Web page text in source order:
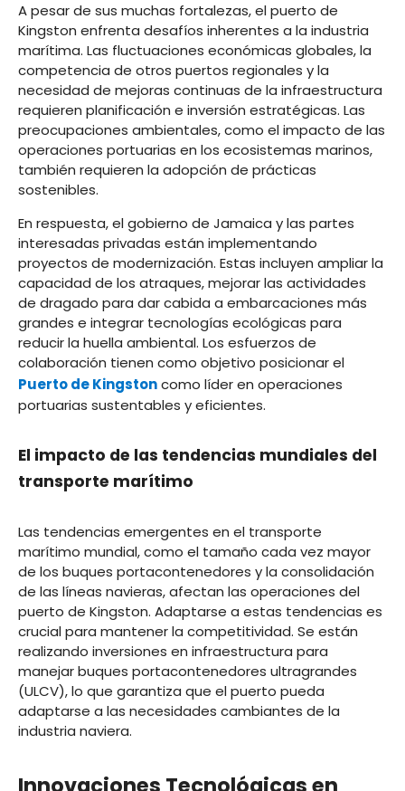
A pesar de sus muchas fortalezas, el puerto de
Kingston enfrenta desafíos inherentes a la industria
marítima. Las fluctuaciones económicas globales, la
competencia de otros puertos regionales y la
necesidad de mejoras continuas de la infraestructura
requieren planificación e inversión estratégicas. Las
preocupaciones ambientales, como el impacto de las
operaciones portuarias en los ecosistemas marinos,
también requieren la adopción de prácticas
sostenibles.
En respuesta, el gobierno de Jamaica y las partes
interesadas privadas están implementando
proyectos de modernización. Estas incluyen ampliar la
capacidad de los atraques, mejorar las actividades
de dragado para dar cabida a embarcaciones más
grandes e integrar tecnologías ecológicas para
reducir la huella ambiental. Los esfuerzos de
colaboración tienen como objetivo posicionar el
Puerto de Kingstoncomo líder en operaciones
portuarias sustentables y eficientes.
El impacto de las tendencias mundiales del
transporte marítimo
Las tendencias emergentes en el transporte
marítimo mundial, como el tamaño cada vez mayor
de los buques portacontenedores y la consolidación
de las líneas navieras, afectan las operaciones del
puerto de Kingston. Adaptarse a estas tendencias es
crucial para mantener la competitividad. Se están
realizando inversiones en infraestructura para
manejar buques portacontenedores ultragrandes
(ULCV), lo que garantiza que el puerto pueda
adaptarse a las necesidades cambiantes de la
industria naviera.